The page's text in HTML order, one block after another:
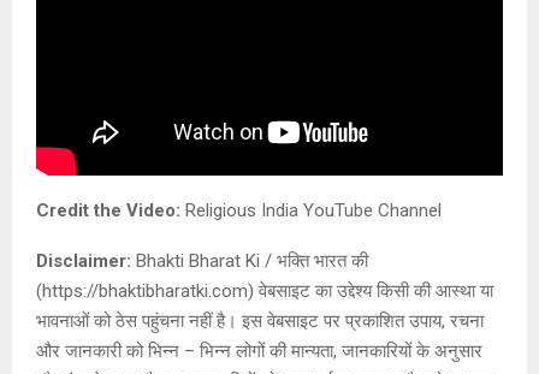
Credit the Video: Religious India YouTube Channel
Disclaimer: Bhakti Bharat Ki / भक्ति भारत की
(https://bhaktibharatki.com) वेबसाइट का उद्देश्य किसी की आस्था या
भावनाओं को ठेस पहुंचना नहीं है। इस वेबसाइट पर प्रकाशित उपाय, रचना
और जानकारी को भिन्न – भिन्न लोगों की मान्यता, जानकारियों के अनुसार